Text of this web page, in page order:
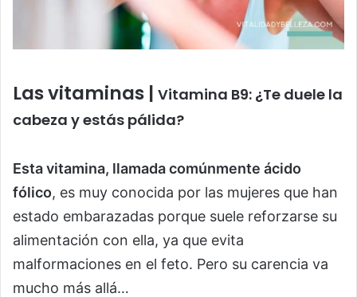
Las vitaminas | Vitamina B9: ¿Te duele la
cabeza y estás pálida?
Esta vitamina, llamada comúnmente ácido
fólico, es muy conocida por las mujeres que han
estado embarazadas porque suele reforzarse su
alimentación con ella, ya que evita
malformaciones en el feto. Pero su carencia va
mucho más allá…